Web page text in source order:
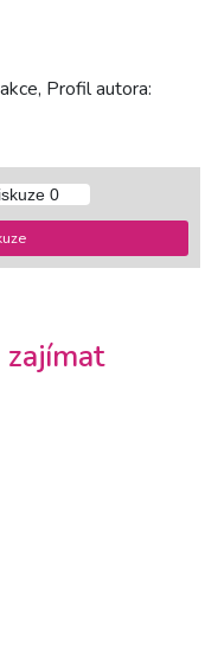
Profil autora:
0